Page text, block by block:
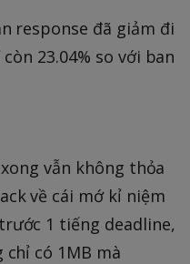
response đã giảm đi
23.04% so với ban
vẫn không thỏa
về cái mớ kỉ niệm
1 tiếng deadline,
có 1MB mà